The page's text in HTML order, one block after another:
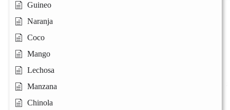
Guineo
Naranja
Coco
Mango
Lechosa
Manzana
Chinola